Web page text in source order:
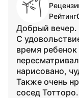
Рейтинг
Добрый
С
время
нарисовано,
Также очень
сосед Тотторо.